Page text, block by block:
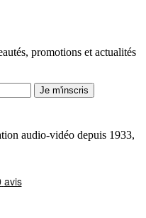
promotions et actualités
Je m'inscris
audio-vidéo depuis 1933,